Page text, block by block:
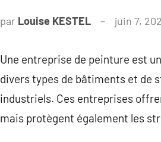
par Louise KESTEL juin 7,
Une entreprise de peinture est
divers types de bâtiments et de
industriels. Ces entreprises
mais protègent également les